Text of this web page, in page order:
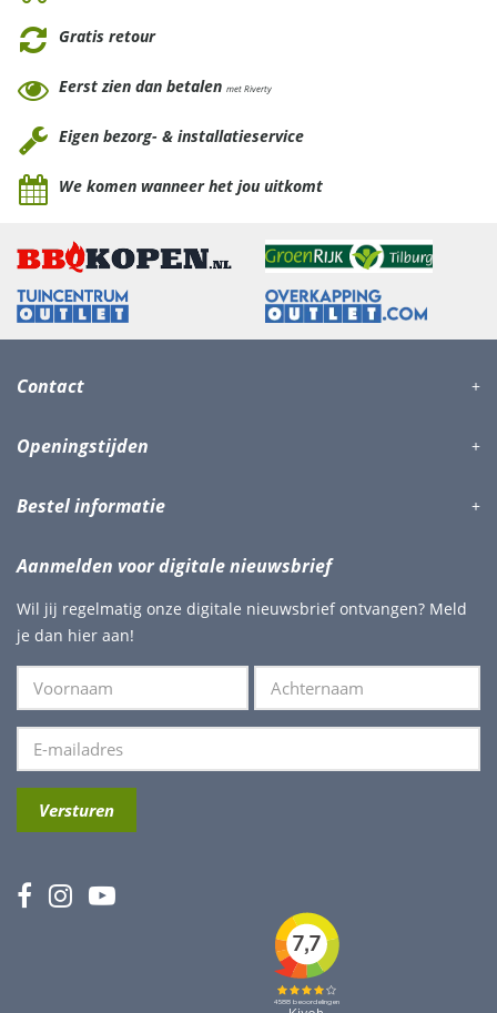
Gratis retour
Eerst zien dan betalen met Riverty
Eigen bezorg- & installatieservice
We komen wanneer het jou uitkomt
Contact
Openingstijden
Bestel informatie
Aanmelden voor digitale nieuwsbrief
Wil jij regelmatig onze digitale nieuwsbrief ontvangen? Meld
je dan hier aan!